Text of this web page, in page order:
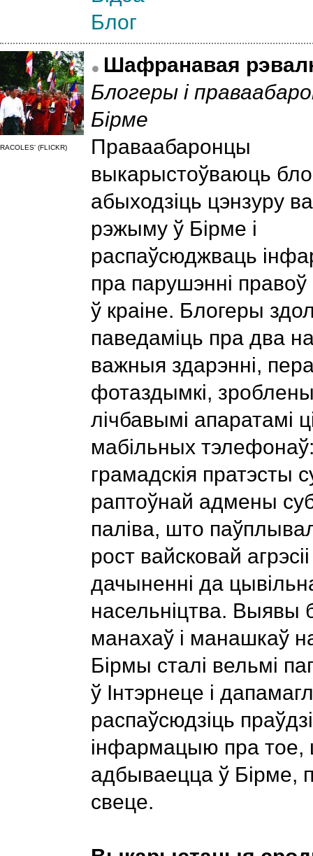
Блог
RACOLES' (FLICKR)
Шафранавая
Блогеры і
Бірме
Праваабаронцы
выкарыстоўваюць
абыходзіць цэнзуру
рэжыму ў Бірме і
распаўсюджваць
пра парушэнні
ў краіне. Блогеры
паведаміць пра два
важныя здарэнні,
фотаздымкі,
лічбавымі апаратамі
мабільных
грамадскія пратэсты
раптоўнай адмены
паліва, што
рост вайсковай
дачыненні да
насельніцтва. Выявы
манахаў і манашкаў
Бірмы сталі вельмі
ў Інтэрнеце і
распаўсюдзіць
інфармацыю пра тое,
адбываецца ў Бірме,
свеце.